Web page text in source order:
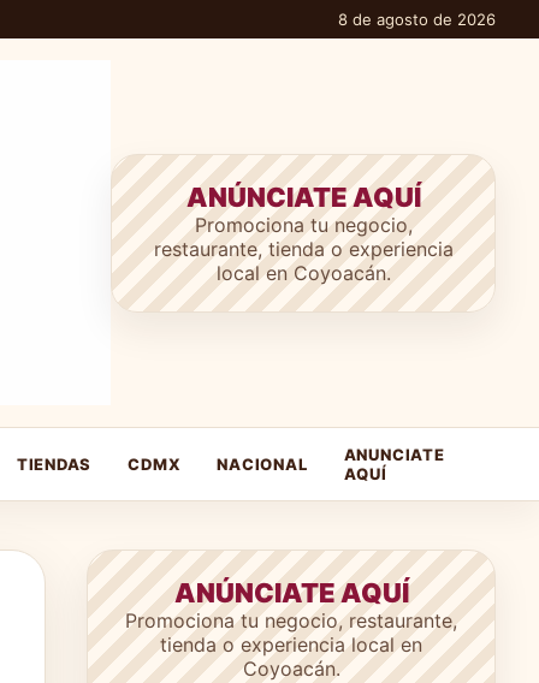
8 de agosto de 2026
ANÚNCIATE AQUÍ
Promociona tu negocio,
restaurante, tienda o experiencia
local en Coyoacán.
TIENDAS CDMX NACIONAL
ANUNCIATE
AQUÍ
ANÚNCIATE AQUÍ
Promociona tu negocio, restaurante,
tienda o experiencia local en
Coyoacán.